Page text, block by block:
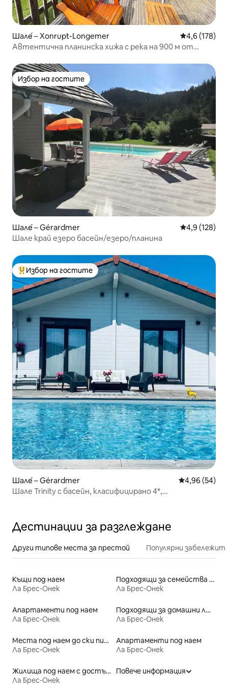
Шале́ – Xonrupt-Longemer Средна
4,6 (178)
Автентична планинска хижа с река на 900 м от
Избор на гостите
Избор на гостите
Шале́ – Gérardmer Средна
4,9 (128)
Шале край езеро басейн/езеро/планина
Най-популярен избор на гостите
Избор на гостите
Шале́ – Gérardmer Средна
4,96 (54)
Шале Trinity с басейн, класифицирано 4*,
Дестинации за разглеждане
Други типове места за престой Популярни
Къщи под наем
Ла Брес-Онек
Подходящи за семейства места под наем
Ла Брес-Онек
Апартаменти под наем
Ла Брес-Онек
Подходящи за домашни любимци места под наем
Ла Брес-Онек
Места под наем до ски писти
Ла Брес-Онек
Апартаменти под наем
Ла Брес-Онек
Жилища под наем с достъп до езеро
Ла Брес-Онек
Повече информация